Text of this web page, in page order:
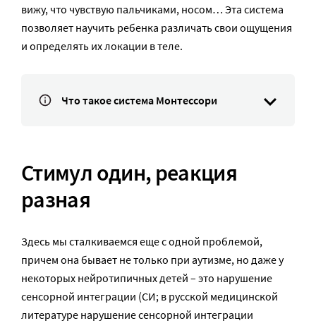
вижу, что чувствую пальчиками, носом… Эта система
позволяет научить ребенка различать свои ощущения
и определять их локации в теле.
Что такое система Монтессори
Стимул один, реакция
разная
Здесь мы сталкиваемся еще с одной проблемой,
причем она бывает не только при аутизме, но даже у
некоторых нейротипичных детей – это нарушение
сенсорной интеграции (СИ; в русской медицинской
литературе нарушение сенсорной интеграции